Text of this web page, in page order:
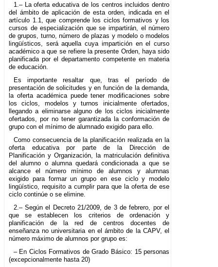
1.– La oferta educativa de los centros incluidos dentro
del ámbito de aplicación de esta orden, indicada en el
artículo 1.1, que comprende los ciclos formativos y los
cursos de especialización que se impartirán, el número
de grupos, turno, número de plazas y modelo o modelos
lingüísticos, será aquella cuya impartición en el curso
académico a que se refiere la presente Orden, haya sido
planificada por el departamento competente en materia
de educación.
Es importante resaltar que, tras el período de
presentación de solicitudes y en función de la demanda,
la oferta académica puede tener modificaciones sobre
los ciclos, modelos y turnos inicialmente ofertados,
llegando a eliminarse alguno de los ciclos inicialmente
ofertados, por no tener garantizada la conformación de
grupo con el mínimo de alumnado exigido para ello.
Como consecuencia de la planificación realizada en la
oferta educativa por parte de la Dirección de
Planificación y Organización, la matriculación definitiva
del alumno o alumna quedará condicionada a que se
alcance el número mínimo de alumnos y alumnas
exigido para formar un grupo en ese ciclo y modelo
lingüístico, requisito a cumplir para que la oferta de ese
ciclo continúe o se elimine.
2.– Según el Decreto 21/2009, de 3 de febrero, por el
que se establecen los criterios de ordenación y
planificación de la red de centros docentes de
enseñanza no universitaria en el ámbito de la CAPV, el
número máximo de alumnos por grupo es:
– En Ciclos Formativos de Grado Básico: 15 personas
(excepcionalmente hasta 20)